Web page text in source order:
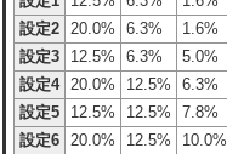
設定2
20.0% 6.3%
1.6%
設定3
12.5% 6.3%
5.0%
設定4
20.0% 12.5%
6.3%
設定5
12.5% 12.5%
7.8%
設定6
20.0% 12.5% 10.0%